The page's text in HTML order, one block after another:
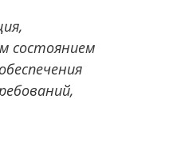
состоянием